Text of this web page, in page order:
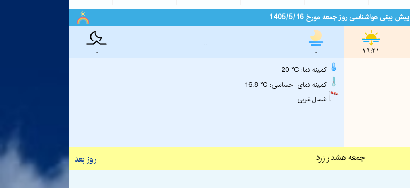
پیش بینی هواشناسی روز جمعه مورخ 1405/5/16
..
...
..
20 °C :کمینه دما
16.8 °C :کمینه دمای احساسی
شمال غربی
19:21
روز بعد جمعه هشدار زرد